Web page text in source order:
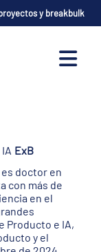
y breakbulk
ExB
doctor en
con más de
en el
Producto e IA,
y el